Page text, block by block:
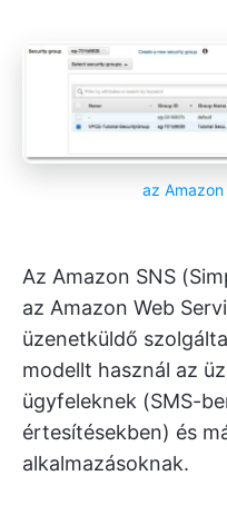
az
Az Amazon SNS
az Amazon Web
üzenetküldő
modellt használ az
ügyfeleknek (SMS-
értesítésekben) és
alkalmazásoknak.